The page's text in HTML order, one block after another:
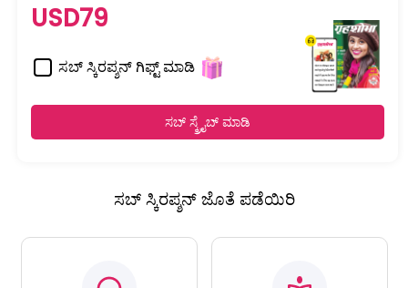
USD79
ಸಬ್ ಸ್ಕಿರಪ್ಶನ್ ಗಿಫ್ಟ್ ಮಾಡಿ
ಸಬ್ ಸ್ಕ್ರೈಬ್ ಮಾಡಿ
ಸಬ್ ಸ್ಕಿರಪ್ಶನ್ ಜೊತೆ ಪಡೆಯಿರಿ